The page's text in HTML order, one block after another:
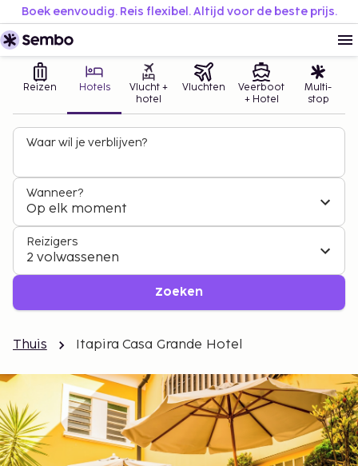
Boek eenvoudig. Reis flexibel. Altijd voor de beste prijs.
Reizen Hotels
Vlucht +
hotel
Vluchten
Veerboot
+ Hotel
Multi-
stop
Waar wil je verblijven?
Wanneer?
Op elk moment
Reizigers
2 volwassenen
Zoeken
Thuis Itapira Casa Grande Hotel